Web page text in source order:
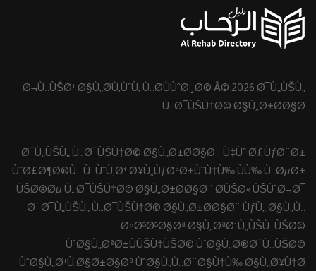
Ø¬Ù…ÙŠØ¹ Ø§Ù„Ø­Ù‚ÙˆÙ‚ Ù…Ø­ÙÙˆØ¸Ø© Â© 2026 Ø¯Ù„ÙŠÙ„
Ù…Ø¯ÙŠÙ†Ø© Ø§Ù„Ø±Ø­Ø§Ø¨
Ø¯Ù„ÙŠÙ„ Ù…Ø¯ÙŠÙ†Ø© Ø§Ù„Ø±Ø­Ø§Ø¨ Ù‡Ùˆ Ø£ÙƒØ¨Ø±
ÙˆØ£Ø¶Ø®Ù… Ù…ÙˆÙ‚Ø¹ Ø¥Ù„ÙƒØªØ±ÙˆÙ†Ù‰ ÙÙ‰ Ù…ØµØ±
ÙŠØ®Øµ Ù…Ø¯ÙŠÙ†Ø© Ø§Ù„Ø±Ø­Ø§Ø¨ Ø­ÙŠØ« ÙŠÙˆØ¬Ø¯
Ø¨Ø¯Ù„ÙŠÙ„ Ù…Ø¯ÙŠÙ†Ø© Ø§Ù„Ø±Ø­Ø§Ø¨ ÙƒÙ„ Ø§Ù„Ù…
Ø¤Ø³Ø³Ø§Øª Ø§Ù„ØªØ¹Ù„ÙŠÙ…ÙŠØ©
ÙˆØ§Ù„ØªØ±ÙÙŠÙ‡ÙŠØ© ÙˆØ§Ù„Ø®Ø¯Ù…ÙŠØ©
ÙˆØ§Ù„Ø¹Ù‚Ø§Ø±Ø§Øª ÙˆØ§Ù„Ù…Ø¨Ø§Ù†Ù‰ Ø§Ù„Ø¥Ù†Ø